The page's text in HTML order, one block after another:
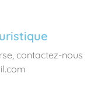
contactez-nous